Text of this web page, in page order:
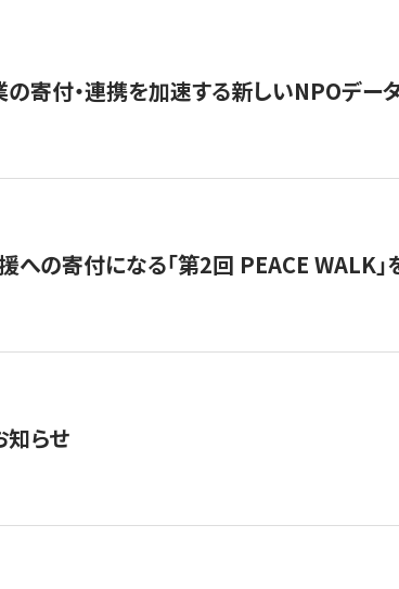
の寄付・連携を加速する新しいNPOデ
への寄付になる「第2回 PEACE WALK
らせ